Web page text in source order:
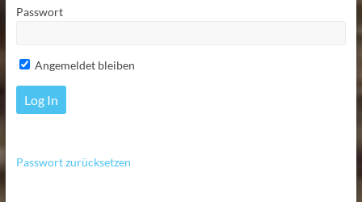
Passwort
Angemeldet bleiben
Passwort zurücksetzen